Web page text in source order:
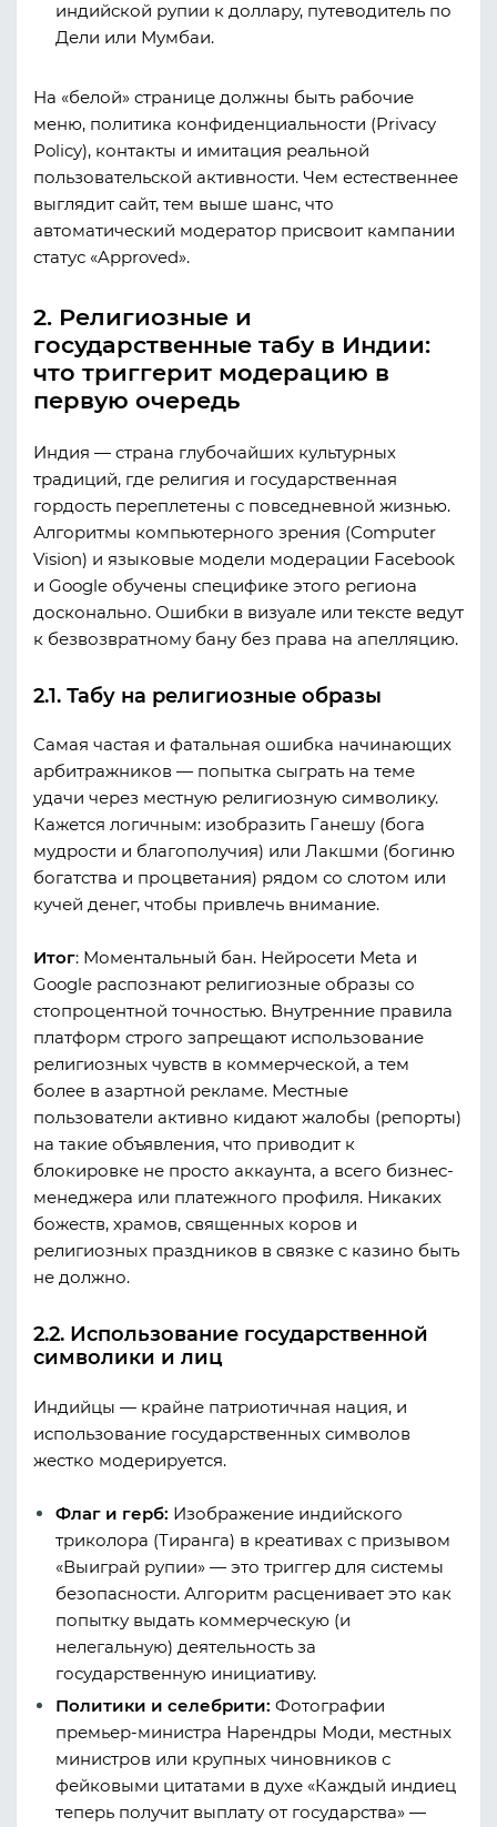
индийской рупии к доллару, путеводитель по
Дели или Мумбаи.
На «белой» странице должны быть рабочие
меню, политика конфиденциальности (Privacy
Policy), контакты и имитация реальной
пользовательской активности. Чем естественнее
выглядит сайт, тем выше шанс, что
автоматический модератор присвоит кампании
статус «Approved».
2. Религиозные и
государственные табу в Индии:
что триггерит модерацию в
первую очередь
Индия — страна глубочайших культурных
традиций, где религия и государственная
гордость переплетены с повседневной жизнью.
Алгоритмы компьютерного зрения (Computer
Vision) и языковые модели модерации Facebook
и Google обучены специфике этого региона
досконально. Ошибки в визуале или тексте ведут
к безвозвратному бану без права на апелляцию.
2.1. Табу на религиозные образы
Самая частая и фатальная ошибка начинающих
арбитражников — попытка сыграть на теме
удачи через местную религиозную символику.
Кажется логичным: изобразить Ганешу (бога
мудрости и благополучия) или Лакшми (богиню
богатства и процветания) рядом со слотом или
кучей денег, чтобы привлечь внимание.
Итог: Моментальный бан. Нейросети Meta и
Google распознают религиозные образы со
стопроцентной точностью. Внутренние правила
платформ строго запрещают использование
религиозных чувств в коммерческой, а тем
более в азартной рекламе. Местные
пользователи активно кидают жалобы (репорты)
на такие объявления, что приводит к
блокировке не просто аккаунта, а всего бизнес-
менеджера или платежного профиля. Никаких
божеств, храмов, священных коров и
религиозных праздников в связке с казино быть
не должно.
2.2. Использование государственной
символики и лиц
Индийцы — крайне патриотичная нация, и
использование государственных символов
жестко модерируется.
Флаг и герб: Изображение индийского
триколора (Тиранга) в креативах с призывом
«Выиграй рупии» — это триггер для системы
безопасности. Алгоритм расценивает это как
попытку выдать коммерческую (и
нелегальную) деятельность за
государственную инициативу.
Политики и селебрити: Фотографии
премьер-министра Нарендры Моди, местных
министров или крупных чиновников с
фейковыми цитатами в духе «Каждый индиец
теперь получит выплату от государства» —